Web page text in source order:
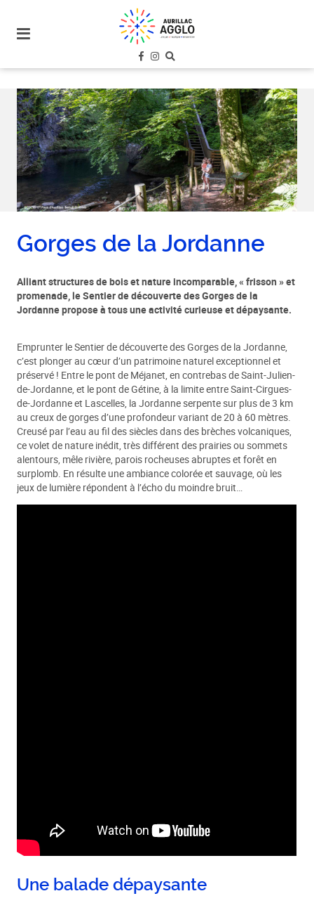
site
menu
aller au
contenu
Gorges de la Jordanne
Alliant structures de bois et nature incomparable, « frisson » et
promenade, le Sentier de découverte des Gorges de la
Jordanne propose à tous une activité curieuse et dépaysante.
Emprunter le Sentier de découverte des Gorges de la Jordanne,
c’est plonger au cœur d’un patrimoine naturel exceptionnel et
préservé ! Entre le pont de Méjanet, en contrebas de Saint-Julien-
de-Jordanne, et le pont de Gétine, à la limite entre Saint-Cirgues-
de-Jordanne et Lascelles, la Jordanne serpente sur plus de 3 km
au creux de gorges d’une profondeur variant de 20 à 60 mètres.
Creusé par l’eau au fil des siècles dans des brèches volcaniques,
ce volet de nature inédit, très différent des prairies ou sommets
alentours, mêle rivière, parois rocheuses abruptes et forêt en
surplomb. En résulte une ambiance colorée et sauvage, où les
jeux de lumière répondent à l’écho du moindre bruit…
Une balade dépaysante